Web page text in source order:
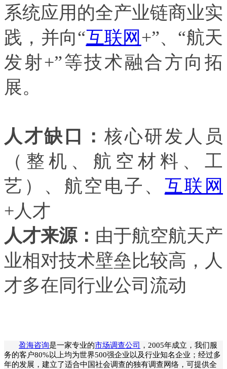
系统应用的全产业链商业实
践，并向“互联网 +”、“航天
发射+”等技术融合方向拓
展。
人才缺口： 核心研发人员
（整机、航空材料、工
艺）、航空电子、 互联网
+人才
人才来源： 由于航空航天产
业相对技术壁垒比较高，人
才多在同行业公司流动
盈海咨询是一家专业的市场调查公司
，2005年成立，我们服
务的客户80%以上均为世界500强企业以及行业知名企业；经过多
年的发展，建立了适合中国社会调查的独有调查网络，可提供全